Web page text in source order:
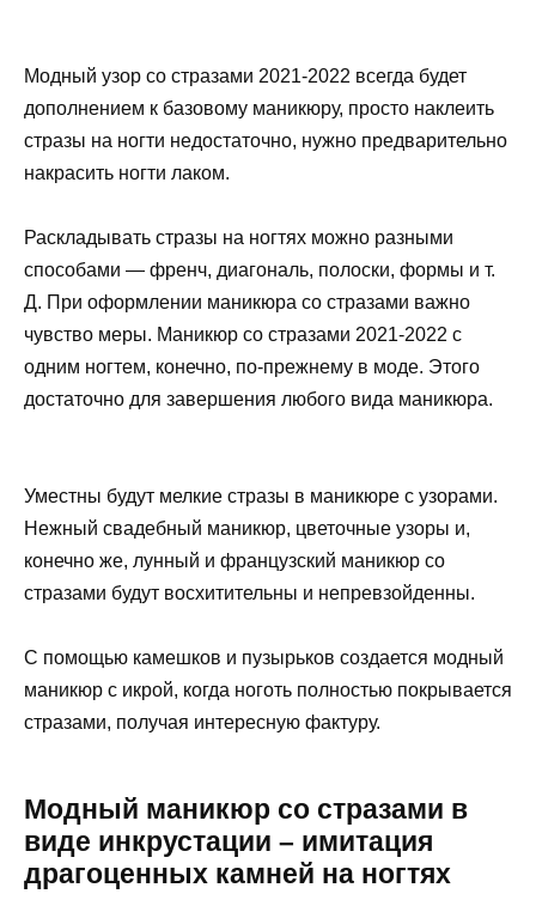
Модный узор со стразами 2021-2022 всегда будет
дополнением к базовому маникюру, просто наклеить
стразы на ногти недостаточно, нужно предварительно
накрасить ногти лаком.
Раскладывать стразы на ногтях можно разными
способами — френч, диагональ, полоски, формы и т.
Д. При оформлении маникюра со стразами важно
чувство меры. Маникюр со стразами 2021-2022 с
одним ногтем, конечно, по-прежнему в моде. Этого
достаточно для завершения любого вида маникюра.
Уместны будут мелкие стразы в маникюре с узорами.
Нежный свадебный маникюр, цветочные узоры и,
конечно же, лунный и французский маникюр со
стразами будут восхитительны и непревзойденны.
С помощью камешков и пузырьков создается модный
маникюр с икрой, когда ноготь полностью покрывается
стразами, получая интересную фактуру.
Модный маникюр со стразами в
виде инкрустации – имитация
драгоценных камней на ногтях